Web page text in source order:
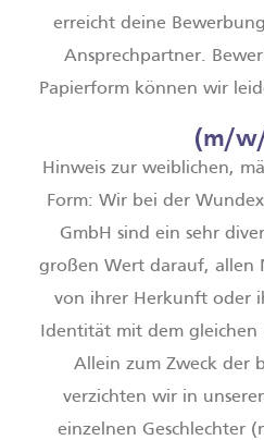
erreicht deine
Ansprechpartner.
Papierform können wir
(m/
Hinweis zur weiblichen,
Form: Wir bei der
GmbH sind ein sehr
großen Wert darauf, allen
von ihrer Herkunft oder
Identität mit dem gleichen
Allein zum Zweck der
verzichten wir in
einzelnen Geschlechter